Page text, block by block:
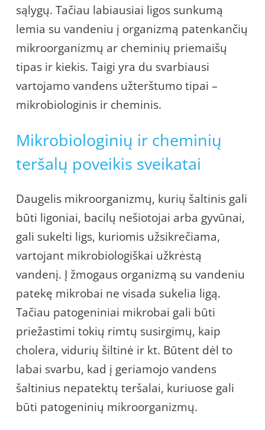
sąlygų. Tačiau labiausiai ligos sunkumą
lemia su vandeniu į organizmą patenkančių
mikroorganizmų ar cheminių priemaišų
tipas ir kiekis. Taigi yra du svarbiausi
vartojamo vandens užterštumo tipai –
mikrobiologinis ir cheminis.
Mikrobiologinių ir cheminių
teršalų poveikis sveikatai
Daugelis mikroorganizmų, kurių šaltinis gali
būti ligoniai, bacilų nešiotojai arba gyvūnai,
gali sukelti ligs, kuriomis užsikrečiama,
vartojant mikrobiologiškai užkrėstą
vandenį. Į žmogaus organizmą su vandeniu
patekę mikrobai ne visada sukelia ligą.
Tačiau patogeniniai mikrobai gali būti
priežastimi tokių rimtų susirgimų, kaip
cholera, vidurių šiltinė ir kt. Būtent dėl to
labai svarbu, kad į geriamojo vandens
šaltinius nepatektų teršalai, kuriuose gali
būti patogeninių mikroorganizmų.